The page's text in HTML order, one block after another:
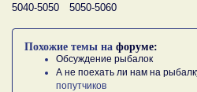
5040-5050
5050-5060
Похожие темы на форуме:
Обсуждение рыбалок
А не поехать ли нам на
попутчиков